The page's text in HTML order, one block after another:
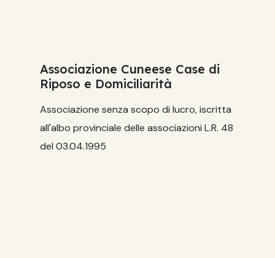
Associazione Cuneese Case di
Riposo e Domiciliarità
Associazione senza scopo di lucro, iscritta
all'albo provinciale delle associazioni L.R. 48
del 03.04.1995